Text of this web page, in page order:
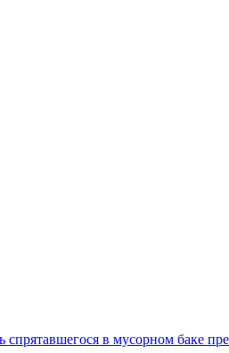
в мусорном баке